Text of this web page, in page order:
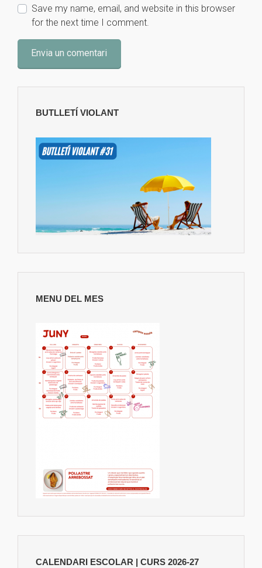
Save my name, email, and website in this browser
for the next time I comment.
BUTLLETÍ VIOLANT
MENU DEL MES
CALENDARI ESCOLAR | CURS 2026-27